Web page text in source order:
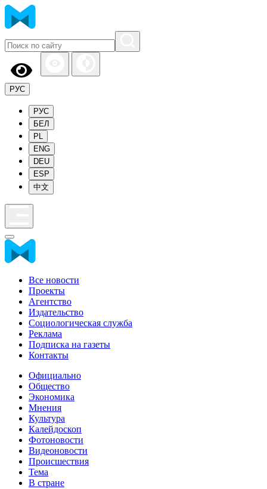
РУС
РУС
БЕЛ
PL
ENG
DEU
ESP
中文
Все новости
Проекты
Агентство
Издательство
Социологическая служба
Реклама
Подписка на газеты
Контакты
Официально
Общество
Экономика
Мнения
Культура
Калейдоскоп
Фотоновости
Видеоновости
Происшествия
Тема
В стране